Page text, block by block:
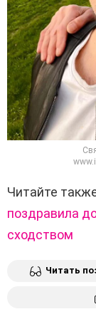
Читайте
поздравила
сходством
Читать